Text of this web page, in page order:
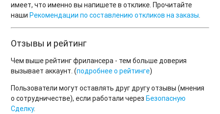
имеет, что именно вы напишете в отклике. Прочитайте
наши Рекомендации по составлению откликов на заказы.
Отзывы и рейтинг
Чем выше рейтинг фрилансера - тем больше доверия
вызывает аккаунт. (подробнее о рейтинге)
Пользователи могут оставлять друг другу отзывы (мнения
о сотрудничестве), если работали черезБезопасную
Сделку.